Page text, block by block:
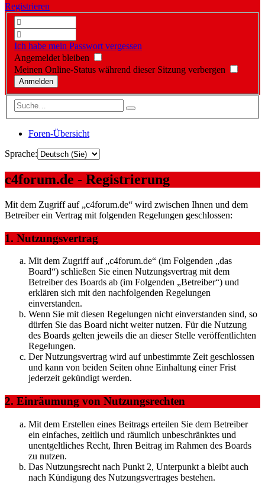
Registrieren
Ich habe mein Passwort vergessen
Angemeldet bleiben
Meinen Online-Status während dieser Sitzung verbergen
Foren-Übersicht
Sprache:
c4forum.de - Registrierung
Mit dem Zugriff auf „c4forum.de“ wird zwischen Ihnen und dem
Betreiber ein Vertrag mit folgenden Regelungen geschlossen:
1. Nutzungsvertrag
Mit dem Zugriff auf „c4forum.de“ (im Folgenden „das
Board“) schließen Sie einen Nutzungsvertrag mit dem
Betreiber des Boards ab (im Folgenden „Betreiber“) und
erklären sich mit den nachfolgenden Regelungen
einverstanden.
Wenn Sie mit diesen Regelungen nicht einverstanden sind, so
dürfen Sie das Board nicht weiter nutzen. Für die Nutzung
des Boards gelten jeweils die an dieser Stelle veröffentlichten
Regelungen.
Der Nutzungsvertrag wird auf unbestimmte Zeit geschlossen
und kann von beiden Seiten ohne Einhaltung einer Frist
jederzeit gekündigt werden.
2. Einräumung von Nutzungsrechten
Mit dem Erstellen eines Beitrags erteilen Sie dem Betreiber
ein einfaches, zeitlich und räumlich unbeschränktes und
unentgeltliches Recht, Ihren Beitrag im Rahmen des Boards
zu nutzen.
Das Nutzungsrecht nach Punkt 2, Unterpunkt a bleibt auch
nach Kündigung des Nutzungsvertrages bestehen.